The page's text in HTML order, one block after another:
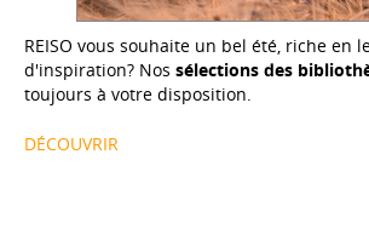
REISO vous souhaite un bel été, riche en
d'inspiration? Nos sélections des
toujours à votre disposition.
DÉCOUVRIR